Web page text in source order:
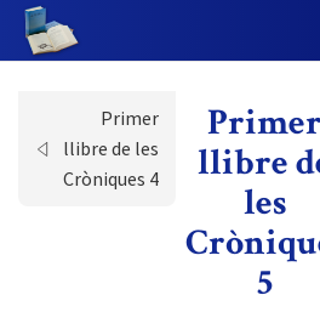
Primer
llibre de les
Cròniques 4
Primer
llibre
les
5